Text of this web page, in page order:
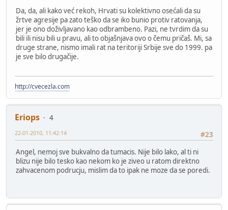
Da, da, ali kako već rekoh, Hrvati su kolektivno osećali da su
žrtve agresije pa zato teško da se iko bunio protiv ratovanja,
jer je ono doživljavano kao odbrambeno. Pazi, ne tvrdim da su
bili ili nisu bili u pravu, ali to objašnjava ovo o čemu pričaš. Mi, sa
druge strane, nismo imali rat na teritoriji Srbije sve do 1999. pa
je sve bilo drugačije.
http://cvecezla.com
Eriops
4
#23
22-01-2010, 11:42:14
Angel, nemoj sve bukvalno da tumacis. Nije bilo lako, al ti ni
blizu nije bilo tesko kao nekom ko je ziveo u ratom direktno
zahvacenom podrucju, mislim da to ipak ne moze da se poredi.